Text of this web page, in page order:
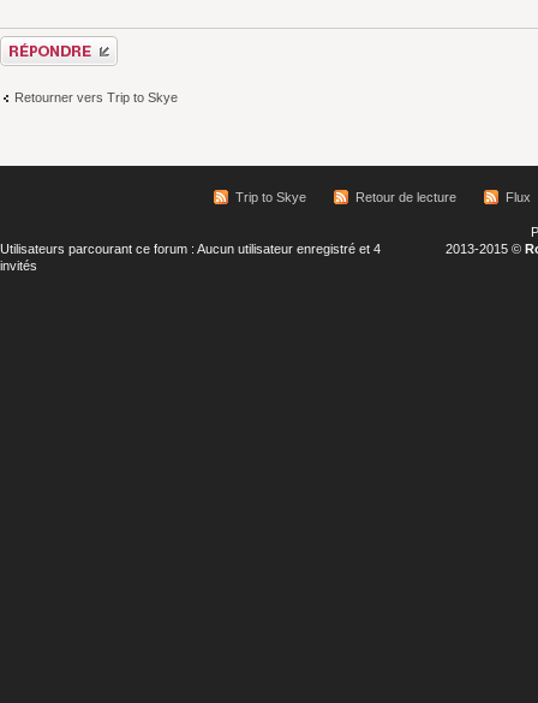
Répondre
Retourner vers Trip to Skye
Trip to Skye Retour de lecture Flux
Utilisateurs parcourant ce forum : Aucun utilisateur enregistré et 4
invités
2013-2015 ©